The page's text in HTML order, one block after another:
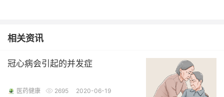
相关资讯
冠心病会引起的并发症
医药健康 2695 2020-06-19